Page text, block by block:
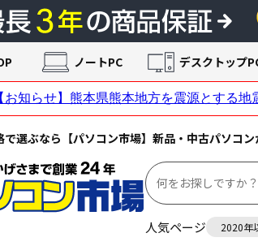
で選ぶなら【パソコン市場】新品・中古パソコン
人気ページ 2020年
ノートPC デスクトップ